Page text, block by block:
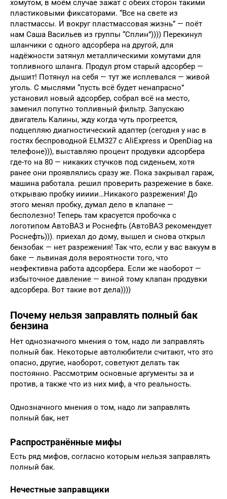
хомутом, в моём случае зажат с обеих сторон такими
пластиковыми фиксаторами. “Все на свете из
пластмассы. И вокруг пластмассовая жизнь” — поёт
нам Саша Васильев из группы “Сплин”)))) Перекинул
шланчики с одного адсорбера на другой, для
надёжности затянул металлическими хомутами для
топливного шланга. Продул ртом старый адсорбер —
дышит! Потянул на себя — тут же исплевался — живой
уголь. С мыслями “пусть всё будет ненапрасно”
установил новый адсорбер, собрал всё на место,
заменил попутно топливный фильтр. Запускаю
двигатель Калины, жду когда чуть прогреется,
подцепляю диагностический адаптер (сегодня у нас в
гостях беспроводной ELM327 с AliExpress и OpenDiag на
телефоне))), выставляю процент продувки адсорбера
где-то на 80 — никаких стучков под сиденьем, хотя
ранее они проявлялись сразу же. Пока закрывал гараж,
машина работала. решил проверить разрежение в баке.
открываю пробку иииии…Никакого разрежения! До
этого менял пробку, думал дело в клапане —
бесполезно! Теперь там красуется пробочка с
логотипом АвтоВАЗ и Роснефть (АвтоВАЗ рекомендует
Роснефть))). приехал до дому, вышел и снова открыл
бензобак — нет разрежения! Так что, если у вас вакуум в
баке — львиная доля вероятности того, что
неэфективна работа адсорбера. Если же наоборот —
избыточное давление — виной тому клапан продувки
адсорбера. Вот такие вот дела))))
Почему нельзя заправлять полный бак
бензина
Нет однозначного мнения о том, надо ли заправлять
полный бак. Некоторые автолюбители считают, что это
опасно, другие, наоборот, советуют делать так
постоянно. Рассмотрим основные аргументы за и
против, а также что из них миф, а что реальность.
Однозначного мнения о том, надо ли заправлять
полный бак, нет
Распространённые мифы
Есть ряд мифов, согласно которым нельзя заправлять
полный бак.
Нечестные заправщики